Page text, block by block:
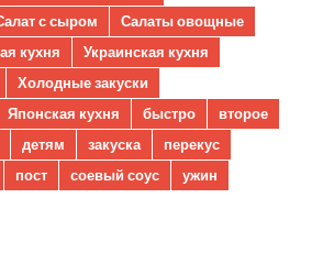
с сыром
Салаты овощные
кухня
Украинская кухня
Холодные закуски
Японская кухня быстро
второе
детям закуска
перекус
пост соевый соус ужин